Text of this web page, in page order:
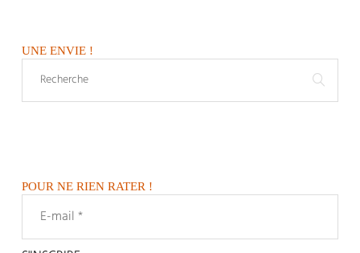
UNE ENVIE !
POUR NE RIEN RATER !